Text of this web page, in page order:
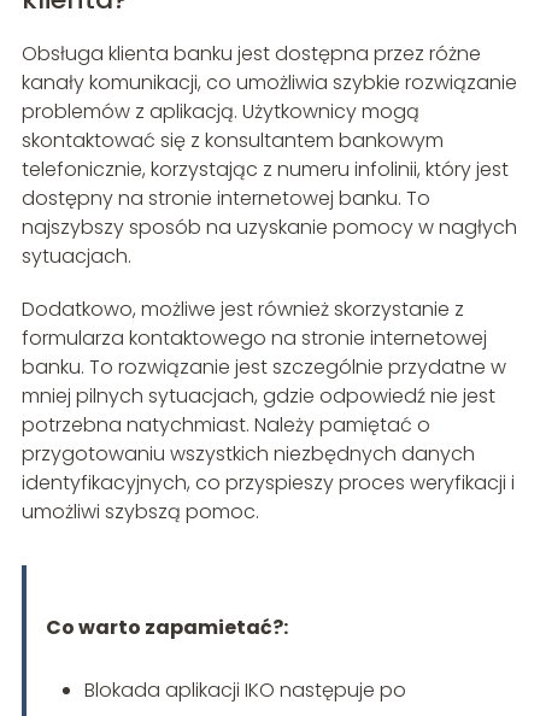
Obsługa klienta banku jest dostępna przez różne
kanały komunikacji, co umożliwia szybkie rozwiązanie
problemów z aplikacją. Użytkownicy mogą
skontaktować się z konsultantem bankowym
telefonicznie, korzystając z numeru infolinii, który jest
dostępny na stronie internetowej banku. To
najszybszy sposób na uzyskanie pomocy w nagłych
sytuacjach.
Dodatkowo, możliwe jest również skorzystanie z
formularza kontaktowego na stronie internetowej
banku. To rozwiązanie jest szczególnie przydatne w
mniej pilnych sytuacjach, gdzie odpowiedź nie jest
potrzebna natychmiast. Należy pamiętać o
przygotowaniu wszystkich niezbędnych danych
identyfikacyjnych, co przyspieszy proces weryfikacji i
umożliwi szybszą pomoc.
Co warto zapamietać?:
Blokada aplikacji IKO następuje po